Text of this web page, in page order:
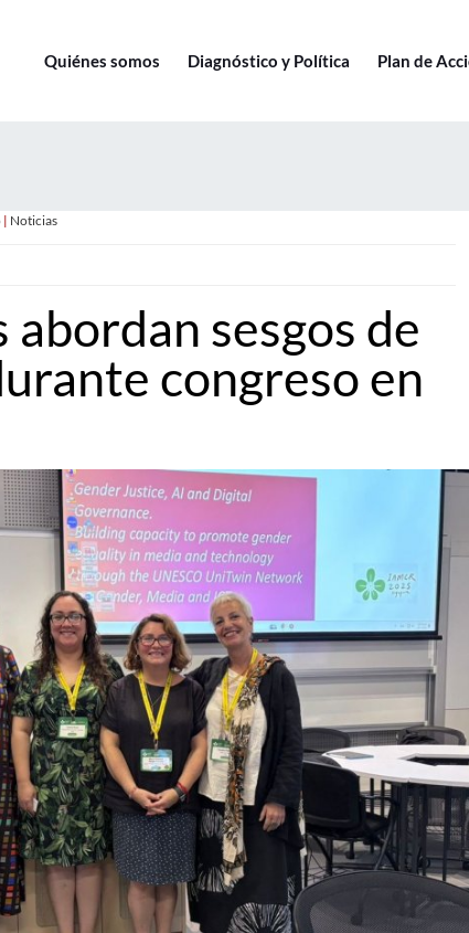
Quiénes somos Diagnóstico y Política Plan de
| Noticias
sesgos de
congreso en